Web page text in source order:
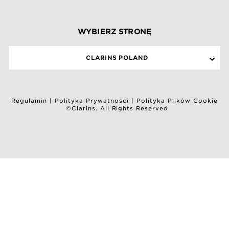
WYBIERZ STRONĘ
CLARINS POLAND
Regulamin | Polityka Prywatności | Polityka Plików Cookie
©Clarins. All Rights Reserved